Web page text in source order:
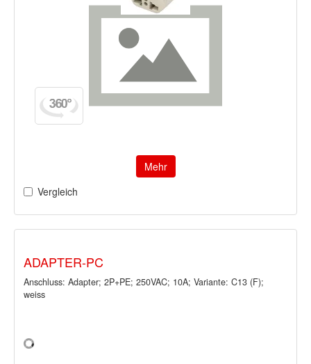
Mehr
Vergleich
ADAPTER-PC
Anschluss: Adapter; 2P+PE; 250VAC; 10A; Variante: C13 (F);
weiss